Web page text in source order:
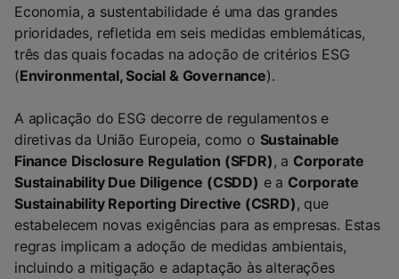
Economia, a sustentabilidade é uma das grandes
prioridades, refletida em seis medidas emblemáticas,
três das quais focadas na adoção de critérios ESG
(Environmental, Social & Governance).
A aplicação do ESG decorre de regulamentos e
diretivas da União Europeia, como o Sustainable
Finance Disclosure Regulation (SFDR), a Corporate
Sustainability Due Diligence (CSDD) e a Corporate
Sustainability Reporting Directive (CSRD), que
estabelecem novas exigências para as empresas. Estas
regras implicam a adoção de medidas ambientais,
incluindo a mitigação e adaptação às alterações